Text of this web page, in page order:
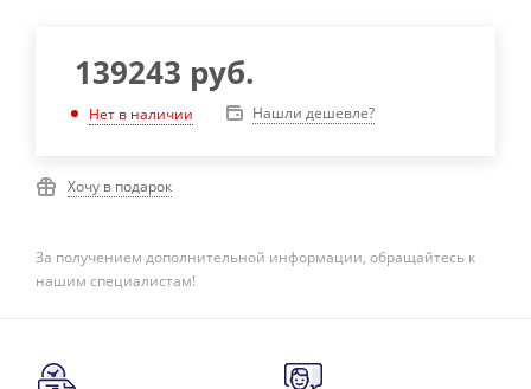
139243 руб.
Нет в наличии Нашли дешевле?
Хочу в подарок
За получением дополнительной информации, обращайтесь к
нашим специалистам!